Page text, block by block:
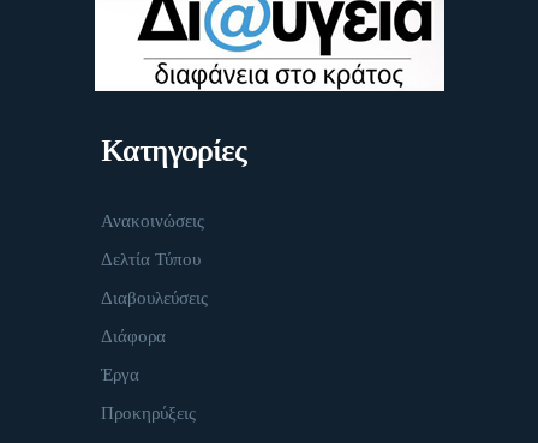
Κατηγορίες
Ανακοινώσεις
Δελτία Τύπου
Διαβουλεύσεις
Διάφορα
Έργα
Προκηρύξεις